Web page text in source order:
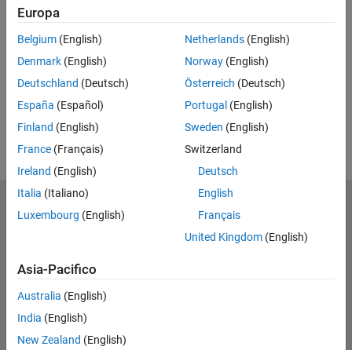
Feedback
UP NEXT
RELATED VIDEOS
View more related videos
Europa
Belgium (English)
Denmark (English)
Deutschland (Deutsch)
España (Español)
Finland (English)
France (Français)
Ireland (English)
Italia (Italiano)
Luxembourg (English)
Netherlands(English)
Norway(English)
Österreich (Deutsch)
Portugal (English)
Sweden (English)
Switzerland
Deutsch
English
Français
United Kingdom(English)
Asia-Pacifico
Australia (English)
India (English)
New Zealand (English)
MathWorks
Accelerating the pace of engineering and science
Prova o Acquista
Scopri i nostri prodotti